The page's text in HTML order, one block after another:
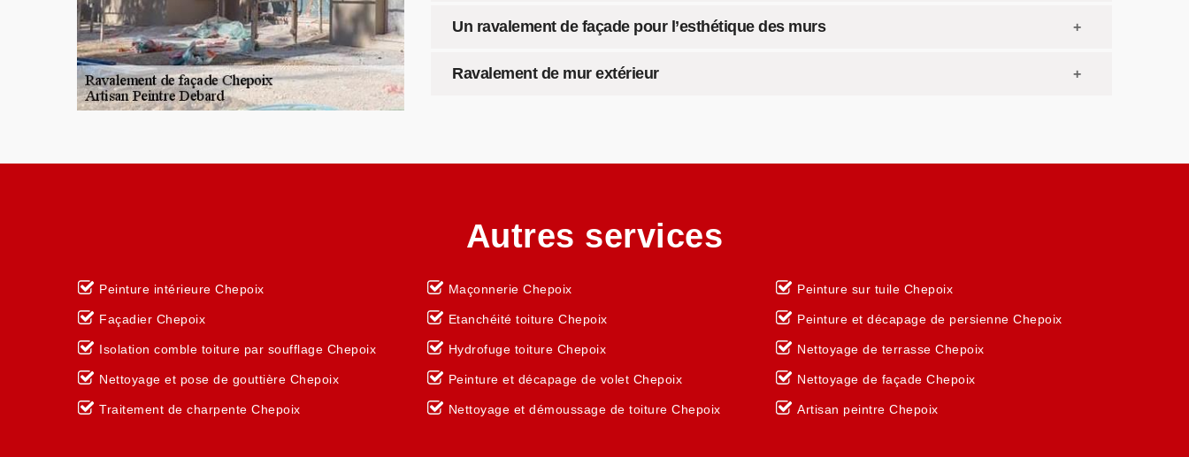
Un ravalement de façade pour l’esthétique des murs
Ravalement de mur extérieur
Autres services
Peinture intérieure Chepoix
Façadier Chepoix
Isolation comble toiture par soufflage Chepoix
Nettoyage et pose de gouttière Chepoix
Traitement de charpente Chepoix
Maçonnerie Chepoix
Etanchéité toiture Chepoix
Hydrofuge toiture Chepoix
Peinture et décapage de volet Chepoix
Nettoyage et démoussage de toiture Chepoix
Peinture sur tuile Chepoix
Peinture et décapage de persienne Chepoix
Nettoyage de terrasse Chepoix
Nettoyage de façade Chepoix
Artisan peintre Chepoix